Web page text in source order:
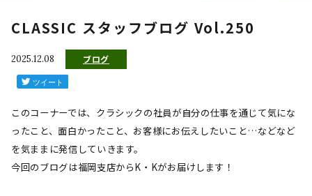
CLASSIC スタッフブログ Vol.250
2025.12.08 ブログ
このコーナーでは、クラシックの社員が自分の仕事を通じて気にな
ったこと、面白かったこと、お客様にお伝えしたいこと…などなど
を気ままに発信していきます。
今回のブログは福岡支店からK・Kがお届けします！